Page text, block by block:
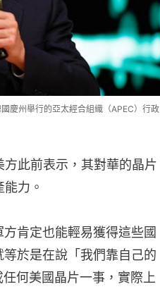
慶州舉行的亞太經合組織（APEC）行政
此前表示，其對華的晶片
力。
肯定也能輕易獲得這些國
於是在說「我們靠自己的
何美國晶片一事，實際上